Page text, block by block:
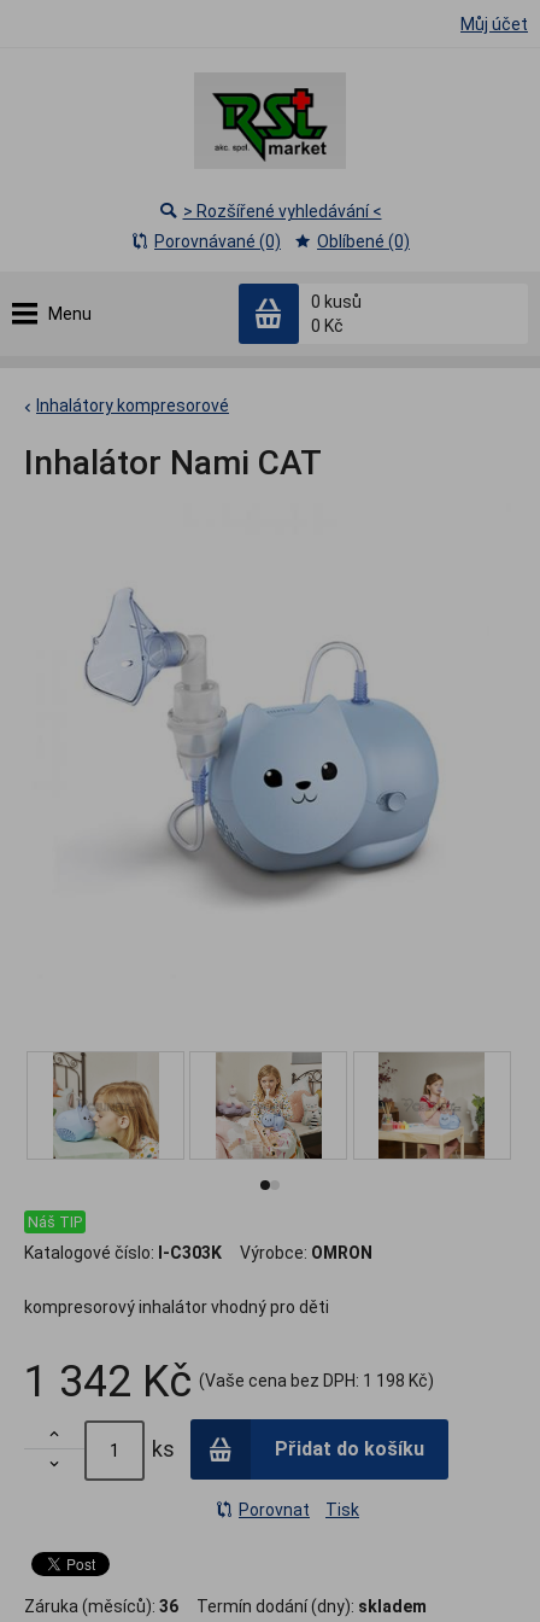
Můj účet
Menu
0 kusů
0 Kč
> Rozšířené vyhledávání <
Porovnávané (0)
Oblíbené (0)
Inhalátory kompresorové
Inhalátor Nami CAT
Náš TIP
Katalogové číslo: I-C303K Výrobce: OMRON
kompresorový inhalátor vhodný pro děti
1 342 Kč (Vaše cena bez DPH: 1 198 Kč)


ks Přidat do košíku
Porovnat Tisk
Záruka (měsíců): 36 Termín dodání (dny): skladem